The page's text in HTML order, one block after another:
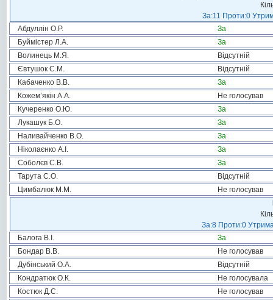
За:11 Проти:0
Абдуллін О.Р.
За
Буймістер Л.А.
За
Волинець М.Я.
Відсутній
Євтушок С.М.
Відсутній
Кабаченко В.В.
За
Кожем’якін А.А.
Не голосував
Кучеренко О.Ю.
За
Лукашук Б.О.
За
Наливайченко В.О.
За
Ніколаєнко А.І.
За
Соболєв С.В.
За
Тарута С.О.
Відсутній
Цимбалюк М.М.
Не голосував
За:8 Проти:0
Балога В.І.
За
Бондар В.В.
Не голосував
Дубінський О.А.
Відсутній
Кондратюк О.К.
Не голосувала
Костюк Д.С.
Не голосував